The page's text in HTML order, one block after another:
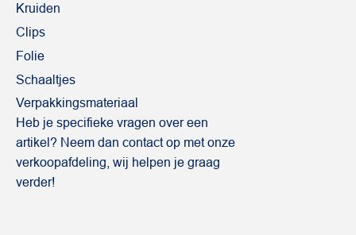
Kruiden
Clips
Folie
Schaaltjes
Verpakkingsmateriaal
Heb je specifieke vragen over een
artikel? Neem dan contact op met onze
verkoopafdeling, wij helpen je graag
verder!